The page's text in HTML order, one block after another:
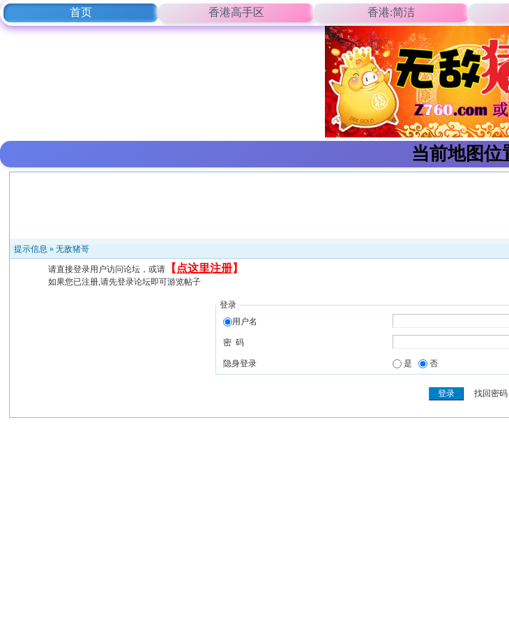
首页 香港高手区 香港:简洁
当前地图位
提示信息 »无敌猪哥
请直接登录用户访问论坛，或请 【 点这里注册】
如果您已注册,请先登录论坛即可游览帖子
登录
用户名
密 码
隐身登录 是 否
找回密码